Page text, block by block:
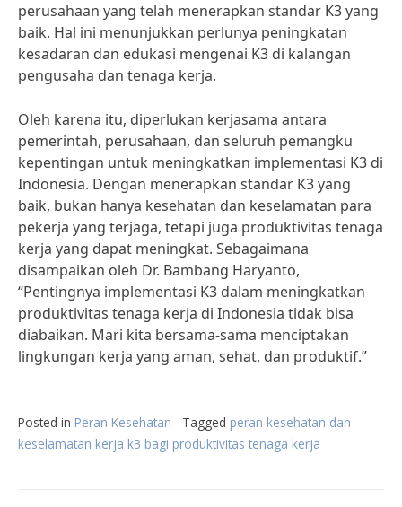
perusahaan yang telah menerapkan standar K3 yang
baik. Hal ini menunjukkan perlunya peningkatan
kesadaran dan edukasi mengenai K3 di kalangan
pengusaha dan tenaga kerja.
Oleh karena itu, diperlukan kerjasama antara
pemerintah, perusahaan, dan seluruh pemangku
kepentingan untuk meningkatkan implementasi K3 di
Indonesia. Dengan menerapkan standar K3 yang
baik, bukan hanya kesehatan dan keselamatan para
pekerja yang terjaga, tetapi juga produktivitas tenaga
kerja yang dapat meningkat. Sebagaimana
disampaikan oleh Dr. Bambang Haryanto,
“Pentingnya implementasi K3 dalam meningkatkan
produktivitas tenaga kerja di Indonesia tidak bisa
diabaikan. Mari kita bersama-sama menciptakan
lingkungan kerja yang aman, sehat, dan produktif.”
Posted in Peran Kesehatan Tagged peran kesehatan dan
keselamatan kerja k3 bagi produktivitas tenaga kerja